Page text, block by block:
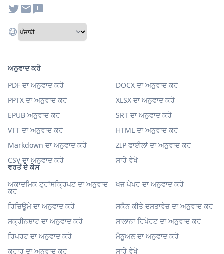
ਵਰਤੋਂ ਦੇ ਕੇਸ
ਅਕਾਦਮਿਕ ਟ੍ਰਾਂਸਕ੍ਰਿਪਟ ਦਾ ਅਨੁਵਾਦ
ਕਰੋ
ਖੋਜ ਪੇਪਰ ਦਾ ਅਨੁਵਾਦ ਕਰੋ
ਰਿਜ਼ਿਊਮੇ ਦਾ ਅਨੁਵਾਦ ਕਰੋ
ਸਕੈਨ ਕੀਤੇ ਦਸਤਾਵੇਜ਼ ਦਾ ਅਨੁਵਾਦ ਕਰੋ
ਸਕ੍ਰੀਨਸ਼ਾਟ ਦਾ ਅਨੁਵਾਦ ਕਰੋ
ਸਾਲਾਨਾ ਰਿਪੋਰਟ ਦਾ ਅਨੁਵਾਦ ਕਰੋ
ਰਿਪੋਰਟ ਦਾ ਅਨੁਵਾਦ ਕਰੋ
ਮੈਨੂਅਲ ਦਾ ਅਨੁਵਾਦ ਕਰੋ
ਕਰਾਰ ਦਾ ਅਨੁਵਾਦ ਕਰੋ
ਸਾਰੇ ਵੇਖੋ
ਅਨੁਵਾਦ ਕਰੋ
PDF ਦਾ ਅਨੁਵਾਦ ਕਰੋ
DOCX ਦਾ ਅਨੁਵਾਦ ਕਰੋ
PPTX ਦਾ ਅਨੁਵਾਦ ਕਰੋ
XLSX ਦਾ ਅਨੁਵਾਦ ਕਰੋ
EPUB ਅਨੁਵਾਦ ਕਰੋ
SRT ਦਾ ਅਨੁਵਾਦ ਕਰੋ
VTT ਦਾ ਅਨੁਵਾਦ ਕਰੋ
HTML ਦਾ ਅਨੁਵਾਦ ਕਰੋ
Markdown ਦਾ ਅਨੁਵਾਦ ਕਰੋ
ZIP ਫਾਈਲਾਂ ਦਾ ਅਨੁਵਾਦ ਕਰੋ
CSV ਦਾ ਅਨੁਵਾਦ ਕਰੋ
ਸਾਰੇ ਵੇਖੋ